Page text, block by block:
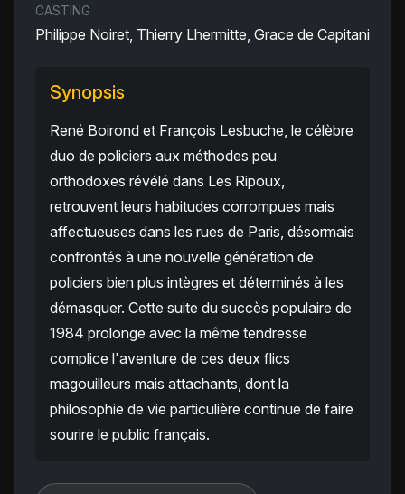
CASTING
Philippe Noiret, Thierry Lhermitte, Grace de Capitani
Synopsis
René Boirond et François Lesbuche, le célèbre
duo de policiers aux méthodes peu
orthodoxes révélé dans Les Ripoux,
retrouvent leurs habitudes corrompues mais
affectueuses dans les rues de Paris, désormais
confrontés à une nouvelle génération de
policiers bien plus intègres et déterminés à les
démasquer. Cette suite du succès populaire de
1984 prolonge avec la même tendresse
complice l'aventure de ces deux flics
magouilleurs mais attachants, dont la
philosophie de vie particulière continue de faire
sourire le public français.